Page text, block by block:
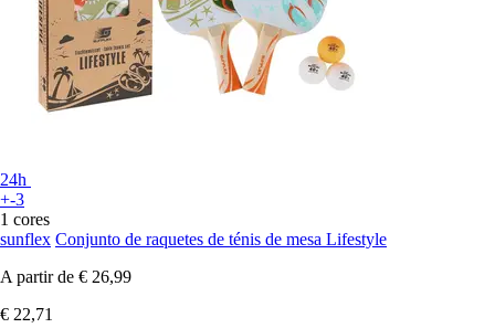
24h
+-3
1 cores
sunflex Conjunto de raquetes de ténis de mesa Lifestyle
A partir de € 26,99
€ 22,71